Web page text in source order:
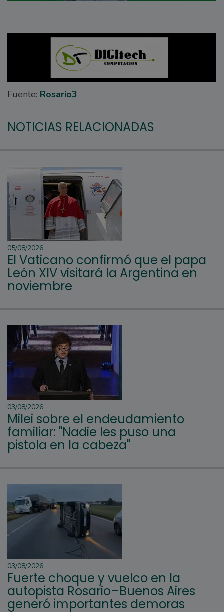
Fuente: Rosario3
NOTICIAS RELACIONADAS
05/08/2026
El Vaticano confirmó que el papa
León XIV visitará la Argentina en
noviembre
03/08/2026
Milei sobre el endeudamiento
familiar: "Nadie les puso una
pistola en la cabeza"
03/08/2026
Fuerte choque y vuelco en la
autopista Rosario–Buenos Aires
generó importantes demoras